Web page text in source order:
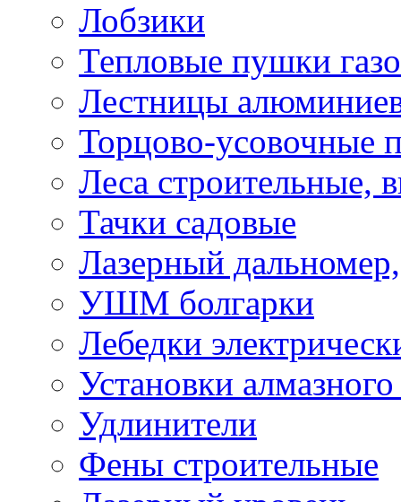
Лобзики
Тепловые пушки
Лестницы
Торцово-усовочные
Леса строительные,
Тачки садовые
Лазерный дальномер,
УШМ болгарки
Лебедки
Установки
Удлинители
Фены строительные